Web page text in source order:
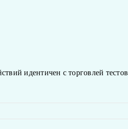
идентичен с торговлей тестов